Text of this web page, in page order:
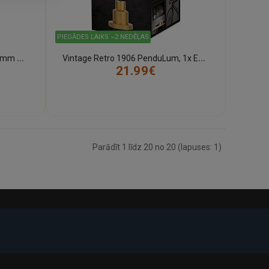
R
7S LED spuldze 2452lm 118.0mm 19W 2700K Osram
PIEGĀDES LAIKS ~2 NEDĒĻAS
V
intage Retro 1906 PenduLum, 1x E27 max. 60W, melna/zelta - OSRAM
21.99€
Parādīt 1 līdz 20 no 20 (lapuses: 1)